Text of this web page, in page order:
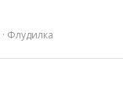
Флудилка